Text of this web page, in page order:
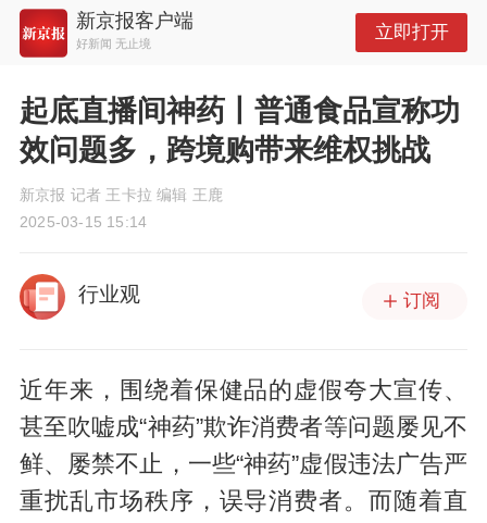
新京报客户端
好新闻 无止境
立即打开
起底直播间神药丨普通食品宣称功
效问题多，跨境购带来维权挑战
新京报 记者 王卡拉 编辑 王鹿
2025-03-15 15:14
行业观 订阅
近年来，围绕着保健品的虚假夸大宣传、
甚至吹嘘成“神药”欺诈消费者等问题屡见不
鲜、屡禁不止，一些“神药”虚假违法广告严
重扰乱市场秩序，误导消费者。而随着直